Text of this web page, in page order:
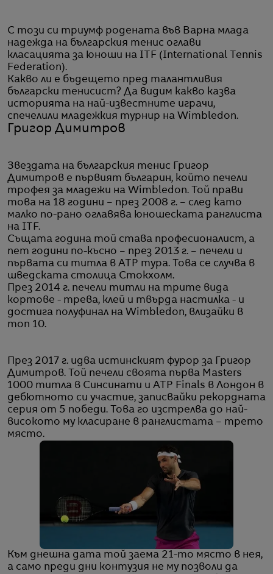
С този си триумф родената във Варна млада
надежда на българския тенис оглави
класацията за юноши на ITF (International Tennis
Federation).
Какво ли е бъдещето пред талантливия
български тенисист? Да видим какво казва
историята на най-известните играчи,
спечелили младежкия турнир на Wimbledon.
Григор Димитров
Звездата на българския тенис Григор
Димитров е първият българин, който печели
трофея за младежи на Wimbledon. Той прави
това на 18 години – през 2008 г. – след като
малко по-рано оглавява юношеската ранглиста
на ITF.
Същата година той става професионалист, а
пет години по-късно – през 2013 г. – печели и
първата си титла в ATP тура. Това се случва в
шведската столица Стокхолм.
През 2014 г. печели титли на трите вида
кортове - трева, клей и твърда настилка - и
достига полуфинал на Wimbledon, влизайки в
топ 10.
През 2017 г. идва истинският фурор за Григор
Димитров. Той печели своята първа Masters
1000 титла в Синсинати и ATP Finals в Лондон в
дебютното си участие, записвайки рекордната
серия от 5 победи. Това го изстрелва до най-
високото му класиране в ранглистата – трето
място.
Към днешна дата той заема 21-то място в нея,
а само преди дни контузия не му позволи да